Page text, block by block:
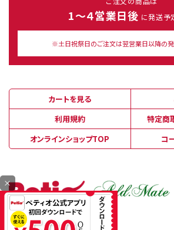
1～４営業日後 に発送予
※土日祝祭日のご注文は翌営業日以降の発
カートを見る
利用規約
特定商
オンラインショップTOP
コ
×